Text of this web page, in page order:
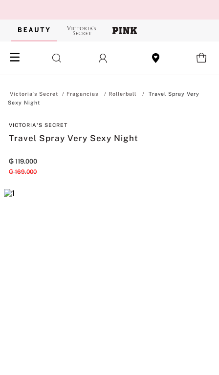
Fragancias Rollerball
Travel Spray Very
Sexy Night
VICTORIA'S SECRET
Travel Spray Very Sexy Night
₲ 119.000
₲ 169.000